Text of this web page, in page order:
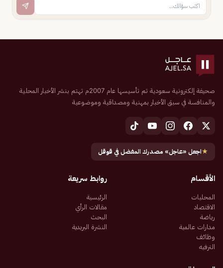
صحيفة إلكترونية سعودية تم تأسيسها عام 2007م تهتم بنشر الأخبار المحلية
والمنافسة في سبق الأخبار بمهنية ومصداقية وموضوعية
★اجعل «عاجل» مصدرك المفضل في قوقل
الأقسام
المحليات
الاقتصاد
رياضة
مدارات عالمية
وظائف
الترفيه
روابط سريعة
الرئيسية
مقالات الرأي
البحث
النشرة البريدية